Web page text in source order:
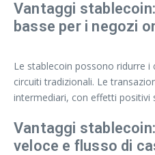
Vantaggi
basse per i negozi
Le stablecoin possono ridurre
circuiti tradizionali. Le
intermediari, con effetti positivi
Vantaggi
veloce e flusso di